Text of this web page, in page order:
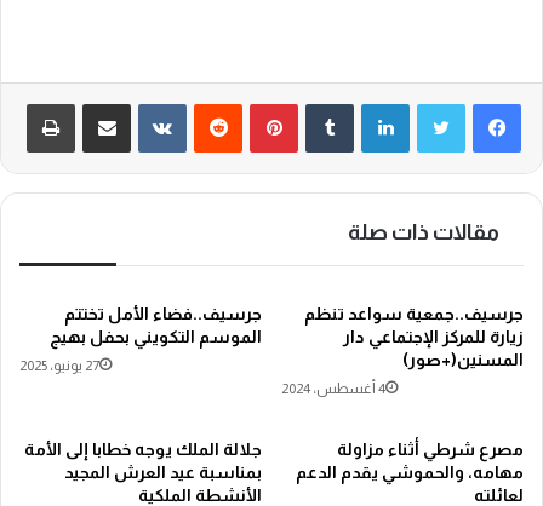
لينكدإن ‏Tumblr بينتيريست ‏Reddit
‏VKontakte مشاركة عبر البريد طباعة
مقالات ذات صلة
جرسيف..فضاء الأمل تختتم
الموسم التكويني بحفل بهيج
27 يونيو، 2025
جرسيف..جمعية سواعد تنظم
زيارة للمركز الإجتماعي دار
المسنين(+صور)
4 أغسطس، 2024
جلالة الملك يوجه خطابا إلى الأمة
بمناسبة عيد العرش المجيد
الأنشطة الملكية
مصرع شرطي أثناء مزاولة
مهامه، والحموشي يقدم الدعم
لعائلته